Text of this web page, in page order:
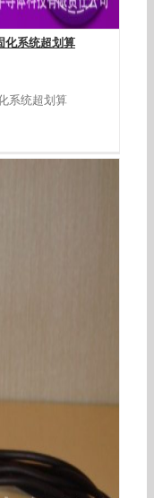
化系统超划算
系统超划算